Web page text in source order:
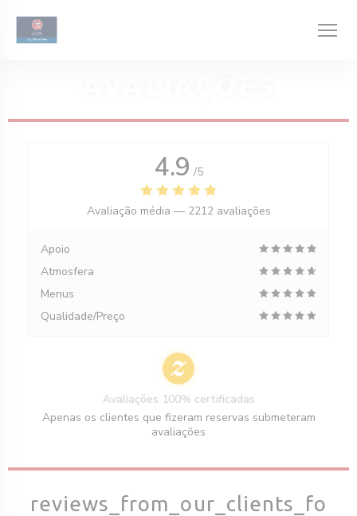
reviews_from_our_clients_fo
4.9 /5
Avaliação média — 2212 avaliações
Apoio
Atmosfera
Menus
Qualidade/Preço
Avaliações 100% certificadas
Apenas os clientes que fizeram reservas submeteram
avaliações